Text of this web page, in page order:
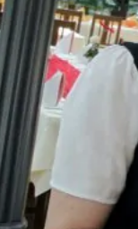
Hofmeier